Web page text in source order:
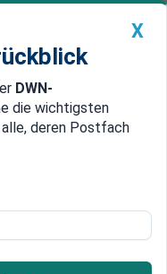
Premium
China
mit
X
DWN-
die wichtigsten
deren Postfach